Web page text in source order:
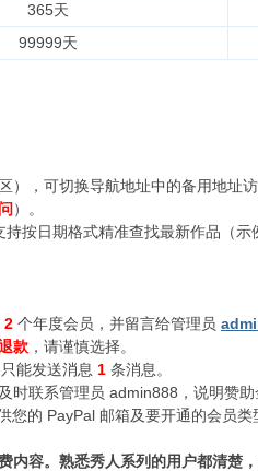
365天
99999天
），可切换导航地址中的备用地址访
）。
持按日期格式精准查找最新作品（示
2 个年度会员，并留言给管理员
款 ，请谨慎选择。
能发送消息 1 条消息。
联系管理员 admin888，说明赞助
的 PayPal 邮箱及要开通的会员类
内容。熟悉秀人系列的用户都清